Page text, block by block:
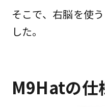
そこで、右脳を使
した。
M9Hatの仕